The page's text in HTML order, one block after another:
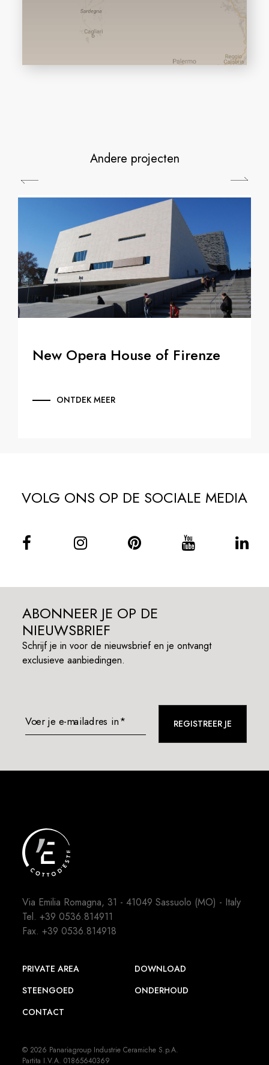
Andere projecten
New Opera House of Firenze
ONTDEK MEER
VOLG ONS OP DE SOCIALE MEDIA
ABONNEER JE OP DE
NIEUWSBRIEF
Schrijf je in voor de nieuwsbrief en je ontvangt
exclusieve aanbiedingen.
Voer je e-mailadres in* REGISTREER JE
Via Emilia Romagna, 31 - 41049 Sassuolo (MO) - Italy
Tel.+39 0536.814911
Fax. +39 0536.814918
PRIVATE AREA
DOWNLOAD
STEENGOED
ONDERHOUD
CONTACT
© 2026 Panariagroup Industrie Ceramiche S.p.A.
Partita I.V.A. 01865640369